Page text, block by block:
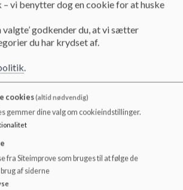
af cyklistprøven.
står for rekruttering af nye Skolepatruljer i
Skolepatruljerne bliver oplært på et 3
en anden lærer på skolen.
fortsætter oplæringen og vejledningen af
om morgenen fra sommerferien og
holder løbende møde med
arbejde i trafikken.
får løbende nyhedsbreve fra
og informerer de øvrige lærere herom.
vi benytter dog en cookie for at huske
valgte’ godkender du, at vi sætter
du har krydset af.
.
cookies(altid nødvendig)
gemmer dine valg om cookieindstillinger.
fra Siteimprove som bruges til at følge de
af siderne